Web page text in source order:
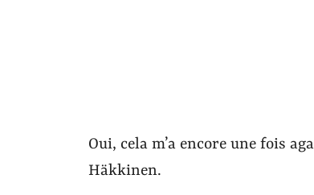
Oui, cela m’a encore une fois
Häkkinen.